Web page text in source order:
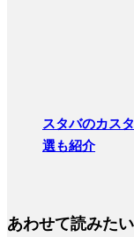
スタバのカス
選も紹介
あわせて読みたい